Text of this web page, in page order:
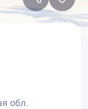
обл.